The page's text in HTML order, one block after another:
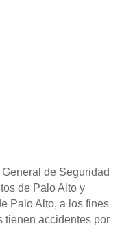
de Seguridad
de Palo Alto y
Palo Alto, a los fines
tienen accidentes por